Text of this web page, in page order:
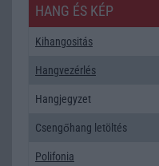
HANG ÉS KÉP
Kihangositás
Hangvezérlés
Hangjegyzet
Csengőhang letöltés
Polifonia